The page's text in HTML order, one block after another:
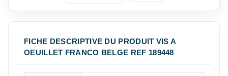
FICHE DESCRIPTIVE DU PRODUIT VIS A
OEUILLET FRANCO BELGE REF 189448